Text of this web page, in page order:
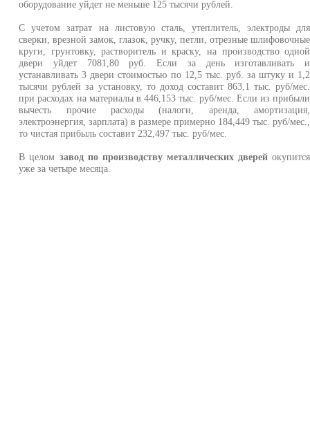
оборудование уйдет не меньше 125 тысячи рублей.
С учетом затрат на листовую сталь, утеплитель, электроды для
сверки, врезной замок, глазок, ручку, петли, отрезные шлифовочные
круги, грунтовку, растворитель и краску, на производство одной
двери уйдет 7081,80 руб. Если за день изготавливать и
устанавливать 3 двери стоимостью по 12,5 тыс. руб. за штуку и 1,2
тысячи рублей за установку, то доход составит 863,1 тыс. руб/мес.
при расходах на материалы в 446,153 тыс. руб/мес. Если из прибыли
вычесть прочие расходы (налоги, аренда, амортизация,
электроэнергия, зарплата) в размере примерно 184,449 тыс. руб/мес.,
то чистая прибыль составит 232,497 тыс. руб/мес.
В целом завод по производству металлических дверей окупится
уже за четыре месяца.